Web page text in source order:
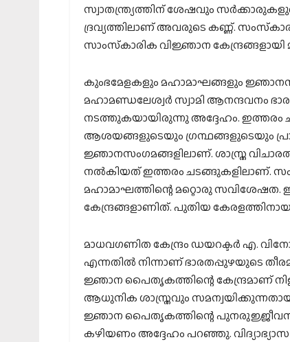
സ്വാതന്ത്ര്യത്തിന് ശേഷവും
ദ്രവ്യത്തിലാണ് അവരുടെ കണ്ണ്.
സാംസ്‌കാരിക വിജ്ഞാന
കുംഭമേളകളും മഹാമാഘങ്ങളും
മഹാമണ്ഡലേശ്വര്‍ സ്വാമി ആനന്ദവനം
നടത്തുകയായിരുന്നു അദ്ദേഹം. ഇത്തരം
ആശയങ്ങളുടെയും ഗ്രന്ഥങ്ങളുടെയും
ജ്ഞാനസംഗമങ്ങളിലാണ്. ശാസ്ത്ര
നല്‍കിയത് ഇത്തരം ചടങ്ങുകളിലാണ്.
മഹാമാഘത്തിന്റെ മറ്റൊരു
കേന്ദ്രങ്ങളാണിത്. പുതിയ
മാധവഗണിത കേന്ദ്രം ഡയറക്ടര്‍ എ.
എന്നതില്‍ നിന്നാണ് ഭാരതപ്പുഴയുടെ
ജ്ഞാന പൈതൃകത്തിന്റെ കേന്ദ്രമാണ്
ആധുനിക ശാസ്ത്രവും
ജ്ഞാന പൈതൃകത്തിന്റെ
കഴിയണം അദ്ദേഹം പറഞ്ഞു. വിദ്യാഭ്യാസ